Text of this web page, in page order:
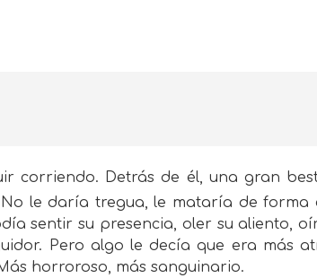
corriendo. Detrás de él, una gran
le daría tregua, le mataría de forma
sentir su presencia, oler su aliento,
Pero algo le decía que era más
horroroso, más sanguinario.